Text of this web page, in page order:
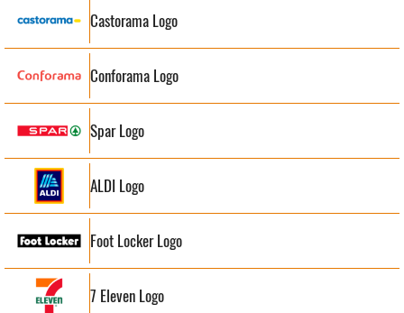
Castorama Logo
Conforama Logo
Spar Logo
ALDI Logo
Foot Locker Logo
7 Eleven Logo